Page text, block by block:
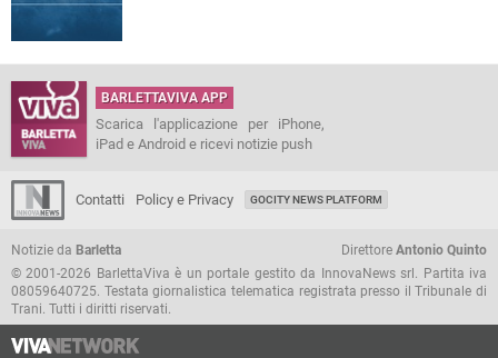
BARLETTAVIVA APP
Scarica l'applicazione per iPhone,
iPad e Android e ricevi notizie push
Contatti Policy e Privacy GOCITY NEWS PLATFORM
Notizie da Barletta Direttore Antonio Quinto
© 2001-2026 BarlettaViva è un portale gestito da InnovaNews srl. Partita iva
08059640725. Testata giornalistica telematica registrata presso il Tribunale di
Trani. Tutti i diritti riservati.